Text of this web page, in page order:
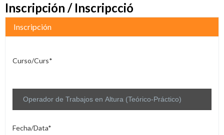
Inscripción / Inscripcció
Inscripción
Curso/Curs*
Fecha/Data*